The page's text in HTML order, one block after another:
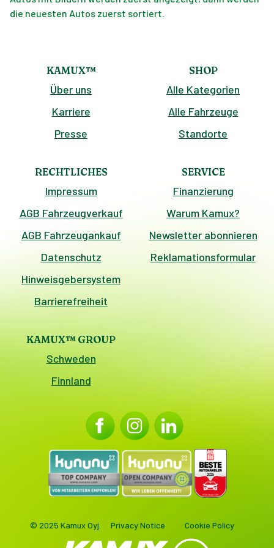
die neuesten Autos zuerst sortiert.
KAMUX™
Über uns
Karriere
Presse
SHOP
Alle Kategorien
Alle Fahrzeuge
Standorte
RECHTLICHES
Impressum
AGB Fahrzeugverkauf
AGB Fahrzeugankauf
Datenschutz
Hinweisgebersystem
Barrierefreiheit
SERVICE
Finanzierung
Warum Kamux?
Newsletter abonnieren
Reklamationsformular
KAMUX™ GROUP
Schweden
Finnland
© 2025 Kamux Oyj. Privacy Notice Cookie Policy